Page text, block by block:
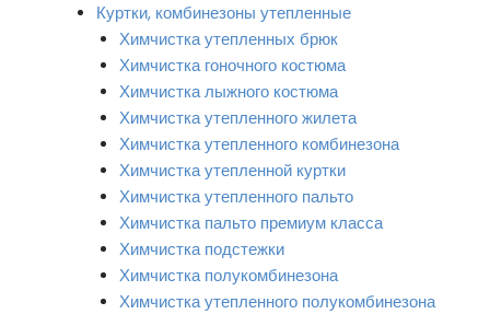
Куртки, комбинезоны утепленные
Химчистка утепленных брюк
Химчистка гоночного костюма
Химчистка лыжного костюма
Химчистка утепленного жилета
Химчистка утепленного комбинезона
Химчистка утепленной куртки
Химчистка утепленного пальто
Химчистка пальто премиум класса
Химчистка подстежки
Химчистка полукомбинезона
Химчистка утепленного полукомбинезона